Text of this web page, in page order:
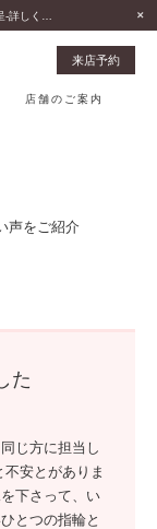
来店予約
店舗のご案内
声をご紹介
た
じ方に担当し
安とがありま
下さって、い
とつの指輪と